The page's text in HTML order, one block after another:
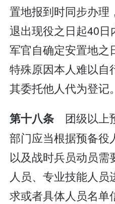
置地报到时同步办理
退出现役之日起40
军官自确定安置地之
特殊原因本人难以自
其委托他人代为登记。
第十八条 团级以上
部门应当根据预备役
以及战时兵员动员需
人员、专业技能人
求或者具体人员名单